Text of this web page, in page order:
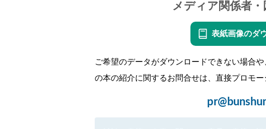
メディア関係者
表紙画像のダ
ご希望のデータがダウンロードできない場合
の本の紹介に関するお問合せは、直接プロモー